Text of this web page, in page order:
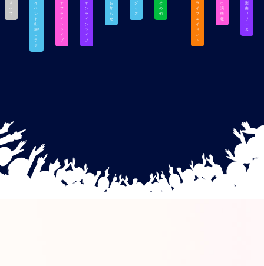
す
べ
て
イ
ベ
ン
ト
出
演/
コ
ラ
ボ
オ
フ
ラ
イ
ン
ラ
イ
ブ
オ
ン
ラ
イ
ン
ラ
イ
ブ
お
知
ら
せ
グ
ッ
ズ
そ
の
他
ラ
イ
ブ
＆
イ
ベ
ン
ト
出
演
情
報
楽
曲
リ
リ
ー
ス